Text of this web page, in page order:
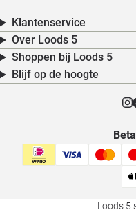
Klantenservice
Over Loods 5
Shoppen bij Loods 5
Blijf op de hoogte
Loods 5